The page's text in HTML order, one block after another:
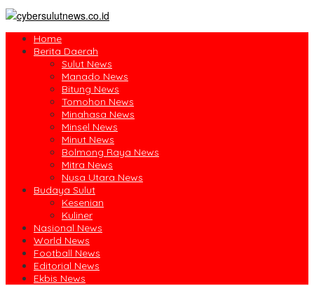
Home
Berita Daerah
Sulut News
Manado News
Bitung News
Tomohon News
Minahasa News
Minsel News
Minut News
Bolmong Raya News
Mitra News
Nusa Utara News
Budaya Sulut
Kesenian
Kuliner
Nasional News
World News
Football News
Editorial News
Ekbis News